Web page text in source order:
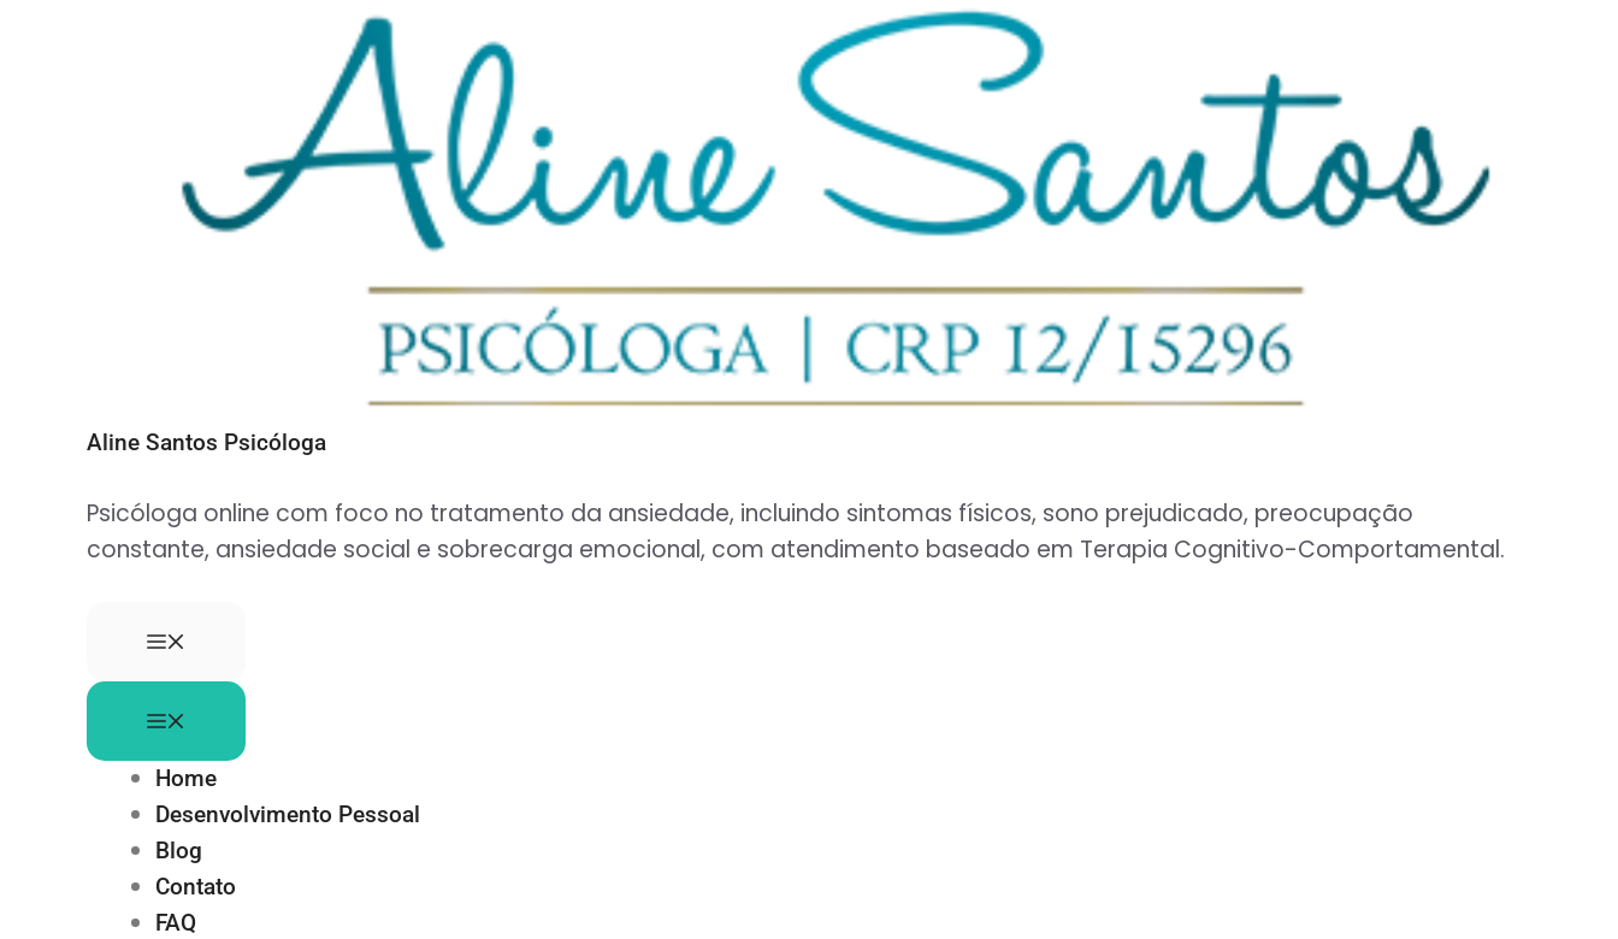
Aline Santos Psicóloga
Psicóloga online com foco no tratamento da ansiedade, incluindo sintomas físicos, sono prejudicado, preocupação
constante, ansiedade social e sobrecarga emocional, com atendimento baseado em Terapia Cognitivo-Comportamental.
Home
Desenvolvimento Pessoal
Blog
Contato
FAQ